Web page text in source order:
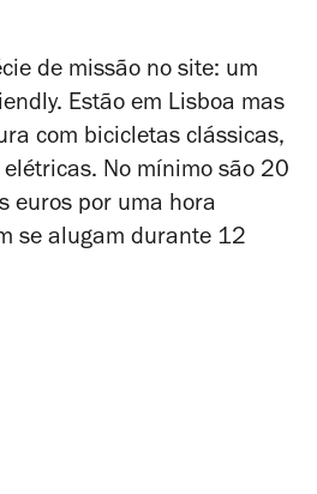
de missão no site: um
Estão em Lisboa mas
com bicicletas clássicas,
No mínimo são 20
euros por uma hora
se alugam durante 12